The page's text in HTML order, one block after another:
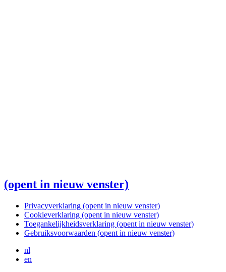
(opent in nieuw venster)
Privacyverklaring (opent in nieuw venster)
Cookieverklaring (opent in nieuw venster)
Toegankelijkheidsverklaring (opent in nieuw venster)
Gebruiksvoorwaarden (opent in nieuw venster)
nl
en